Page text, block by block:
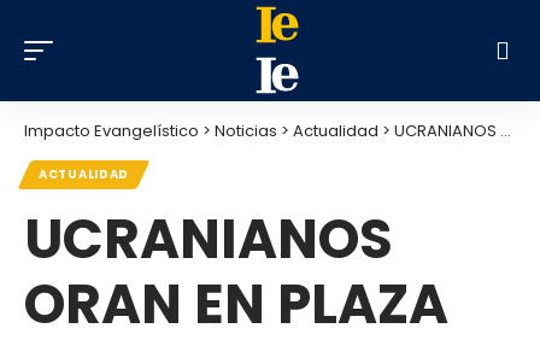
Impacto Evangelístico > Noticias > Actualidad > UCRANIANOS ORAN EN PLAZA DE KHERSON: “VIMOS MILAGROS INEXPLICABLES”
ACTUALIDAD
UCRANIANOS
ORAN EN PLAZA